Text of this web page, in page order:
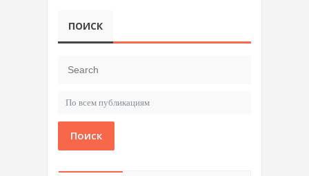
ПОИСК
Поиск